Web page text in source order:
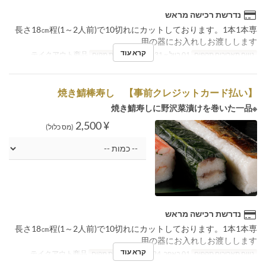
נדרשת רכישה מראש
長さ18㎝程(1～2人前)で10切れにカットしております。1本1本専
用の器にお入れしお渡しします。
טווח תאריכים תקפים קטגוריית מקוםקרא עוד
焼き鯖棒寿し 【事前クレジットカード払い】
※焼き鯖寿しに野沢菜漬けを巻いた一品
¥ 2,500 (מס כלול)
נדרשת רכישה מראש
長さ18㎝程(1～2人前)で10切れにカットしております。1本1本専
用の器にお入れしお渡しします。
טווח תאריכים תקפים קטגוריית מקוםקרא עוד